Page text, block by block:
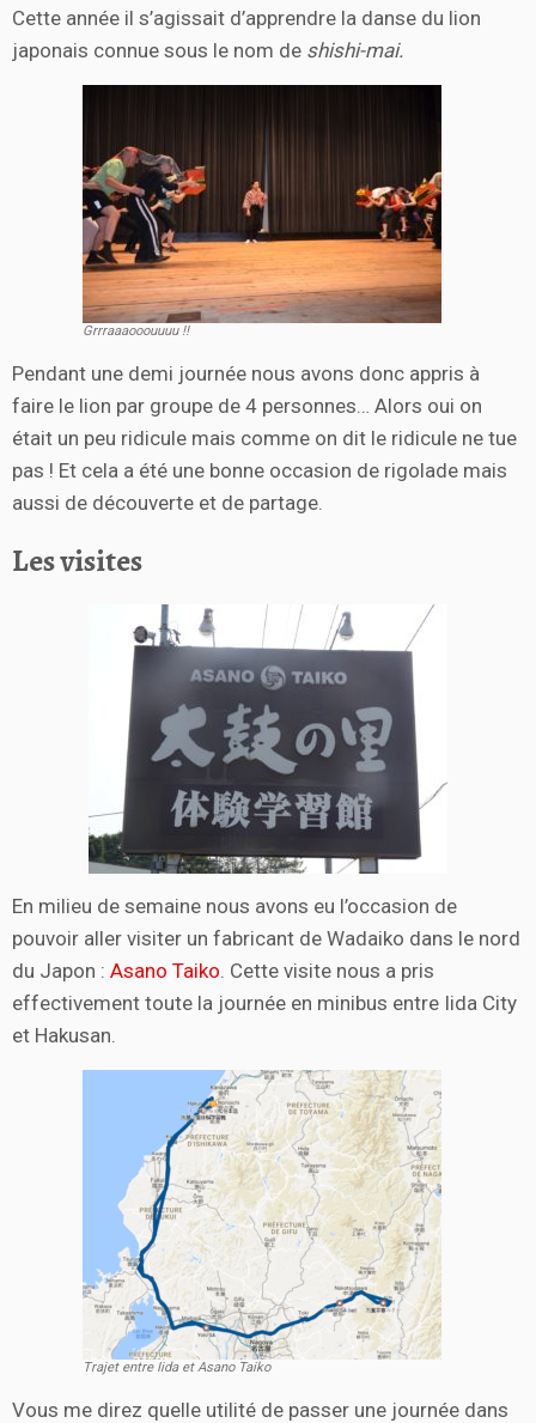
Cette année il s’agissait d’apprendre la danse du lion
japonais connue sous le nom de shishi-mai.
Grrraaaooouuuu !!
Pendant une demi journée nous avons donc appris à
faire le lion par groupe de 4 personnes… Alors oui on
était un peu ridicule mais comme on dit le ridicule ne tue
pas ! Et cela a été une bonne occasion de rigolade mais
aussi de découverte et de partage.
Les visites
En milieu de semaine nous avons eu l’occasion de
pouvoir aller visiter un fabricant de Wadaiko dans le nord
du Japon : Asano Taiko. Cette visite nous a pris
effectivement toute la journée en minibus entre Iida City
et Hakusan.
Trajet entre Iida et Asano Taiko
Vous me direz quelle utilité de passer une journée dans